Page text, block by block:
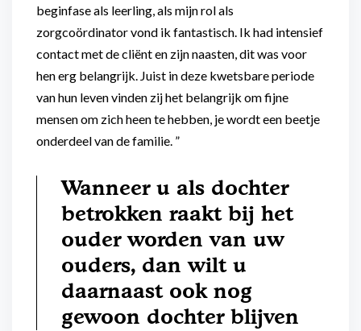
beginfase als leerling, als mijn rol als
zorgcoördinator vond ik fantastisch. Ik had intensief
contact met de cliënt en zijn naasten, dit was voor
hen erg belangrijk. Juist in deze kwetsbare periode
van hun leven vinden zij het belangrijk om fijne
mensen om zich heen te hebben, je wordt een beetje
onderdeel van de familie. ”
Wanneer u als dochter
betrokken raakt bij het
ouder worden van uw
ouders, dan wilt u
daarnaast ook nog
gewoon dochter blijven